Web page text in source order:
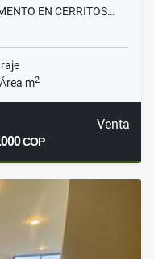
EN CERRITOS…
Área m2
Venta
COP